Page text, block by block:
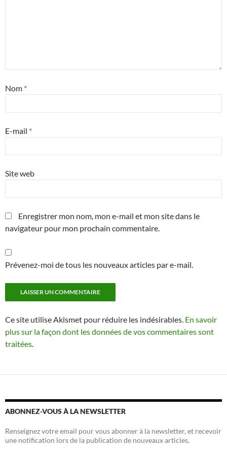
Nom *
E-mail *
Site web
Enregistrer mon nom, mon e-mail et mon site dans le
navigateur pour mon prochain commentaire.
Prévenez-moi de tous les nouveaux articles par e-mail.
Ce site utilise Akismet pour réduire les indésirables. En savoir
plus sur la façon dont les données de vos commentaires sont
traitées
ABONNEZ-VOUS À LA NEWSLETTER
Renseignez votre email pour vous abonner à la newsletter, et recevoir
une notification lors de la publication de nouveaux articles.